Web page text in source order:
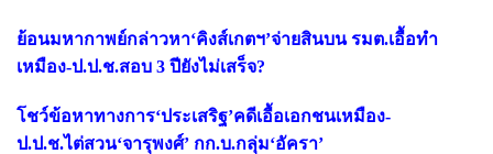
ย้อนมหากาพย์กล่าวหา‘คิงส์เกตฯ’จ่ายสินบน รมต.เอื้อทำ
เหมือง-ป.ป.ช.สอบ 3 ปียังไม่เสร็จ?
โชว์ข้อหาทางการ‘ประเสริฐ’คดีเอื้อเอกชนเหมือง-
ป.ป.ช.ไต่สวน‘จารุพงศ์’ กก.บ.กลุ่ม‘อัครา’